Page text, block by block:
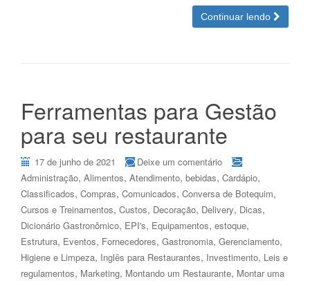
Continuar lendo
Ferramentas para Gestão
para seu restaurante
17 de junho de 2021
Deixe um comentário
Administração, Alimentos, Atendimento, bebidas, Cardápio,
Classificados, Compras, Comunicados, Conversa de Botequim,
Cursos e Treinamentos, Custos, Decoração, Delivery, Dicas,
Dicionário Gastronômico, EPI's, Equipamentos, estoque,
Estrutura, Eventos, Fornecedores, Gastronomia, Gerenciamento,
Higiene e Limpeza, Inglês para Restaurantes, Investimento, Leis e
regulamentos, Marketing, Montando um Restaurante, Montar uma